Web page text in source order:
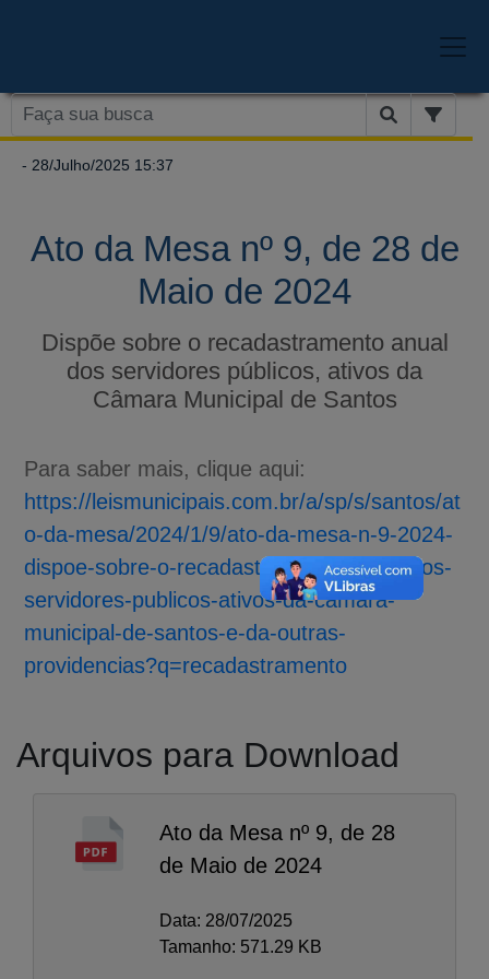
- 28/Julho/2025 15:37
Ato da Mesa nº 9, de 28 de
Maio de 2024
Dispõe sobre o recadastramento anual
dos servidores públicos, ativos da
Câmara Municipal de Santos
Para saber mais, clique aqui:
https://leismunicipais.com.br/a/sp/s/santos/at
o-da-mesa/2024/1/9/ato-da-mesa-n-9-2024-
dispoe-sobre-o-recadastramento-anual-dos-
servidores-publicos-ativos-da-camara-
municipal-de-santos-e-da-outras-
providencias?q=recadastramento
Arquivos para Download
Ato da Mesa nº 9, de 28
de Maio de 2024
Data: 28/07/2025
Tamanho: 571.29 KB